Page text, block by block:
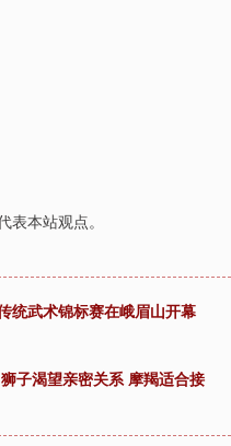
本站观点。
统武术锦标赛在峨眉山开幕
子渴望亲密关系 摩羯适合接